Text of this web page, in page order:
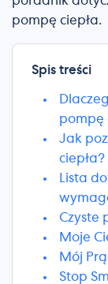
pompę ciepła.
Spis treści
pompę
Jak
ciepła?
Lista
Czyste
Moje
Mój
Stop